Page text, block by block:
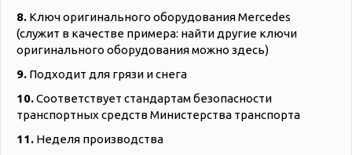
8. Ключ оригинального оборудования Mercedes
(служит в качестве примера: найти другие ключи
оригинального оборудования можно здесь)
9. Подходит для грязи и снега
10.Соответствует стандартам безопасности
транспортных средств Министерства транспорта
11. Неделя производства